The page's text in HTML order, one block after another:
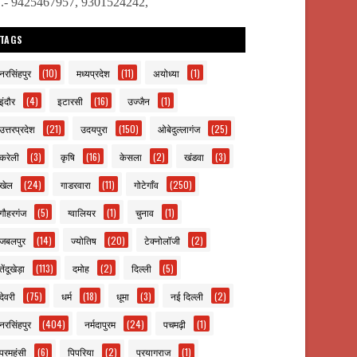
(10) मध्यप्रदेश (11) अयोध्या (1)
(4) इटारसी (16) उज्जैन (1)
(21) उदयपुरा (150) ओबेदुल्लागंज (25)
(3) कृषि (16) केसला (2) खंडवा (3)
(24) गाडरवारा (11) गोटेगाँव (250)
(5) ग्वालियर (1) चुनाव (1)
(14) ज्योतिष (20) टेक्नोलॉजी (2)
(113) दमोह (2) दिल्ली (5)
(75) धर्म (18) धूमा (3) नई दिल्ली (2)
(404) नर्मदापुरम (24) पचमढ़ी (1)
(6) पिपरिया (2) प्रयागराज (1)